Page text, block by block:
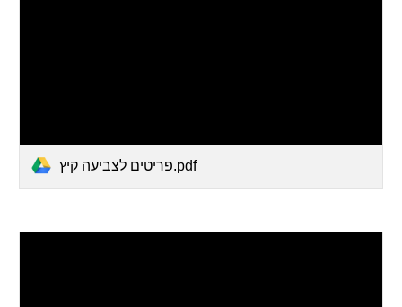
פריטים לצביעה קיץ.pdf